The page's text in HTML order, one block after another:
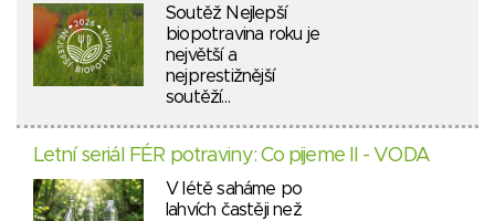
Soutěž Nejlepší
biopotravina roku je
největší a
nejprestižnější
soutěží…
Letní seriál FÉR potraviny: Co pijeme II - VODA
V létě saháme po
lahvích častěji než